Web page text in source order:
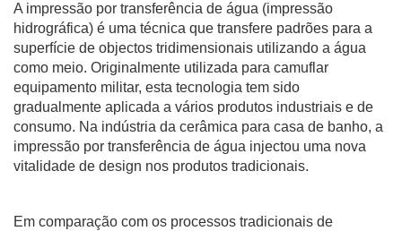
A impressão por transferência de água (impressão
hidrográfica) é uma técnica que transfere padrões para a
superfície de objectos tridimensionais utilizando a água
como meio. Originalmente utilizada para camuflar
equipamento militar, esta tecnologia tem sido
gradualmente aplicada a vários produtos industriais e de
consumo. Na indústria da cerâmica para casa de banho, a
impressão por transferência de água injectou uma nova
vitalidade de design nos produtos tradicionais.
Em comparação com os processos tradicionais de